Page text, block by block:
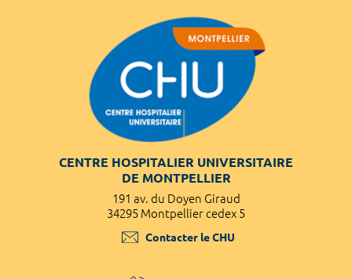
CENTRE HOSPITALIER UNIVERSITAIRE
DE MONTPELLIER
191 av. du Doyen Giraud
34295 Montpellier cedex 5
Contacter le CHU